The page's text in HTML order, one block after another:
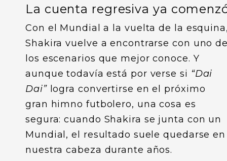
La cuenta regresiva ya
Con el Mundial a la vuelta de la
Shakira vuelve a encontrarse con uno
los escenarios que mejor conoce. Y
aunque todavía está por verse si “Dai
Dai”logra convertirse en el próximo
gran himno futbolero, una cosa es
segura: cuando Shakira se junta con un
Mundial, el resultado suele quedarse en
nuestra cabeza durante años.